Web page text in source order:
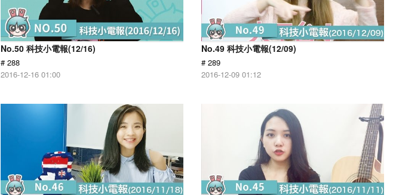
No.50 科技小電報(12/16)
# 288
2016-12-16 01:00
No.49 科技小電報(12/09)
# 289
2016-12-09 01:12